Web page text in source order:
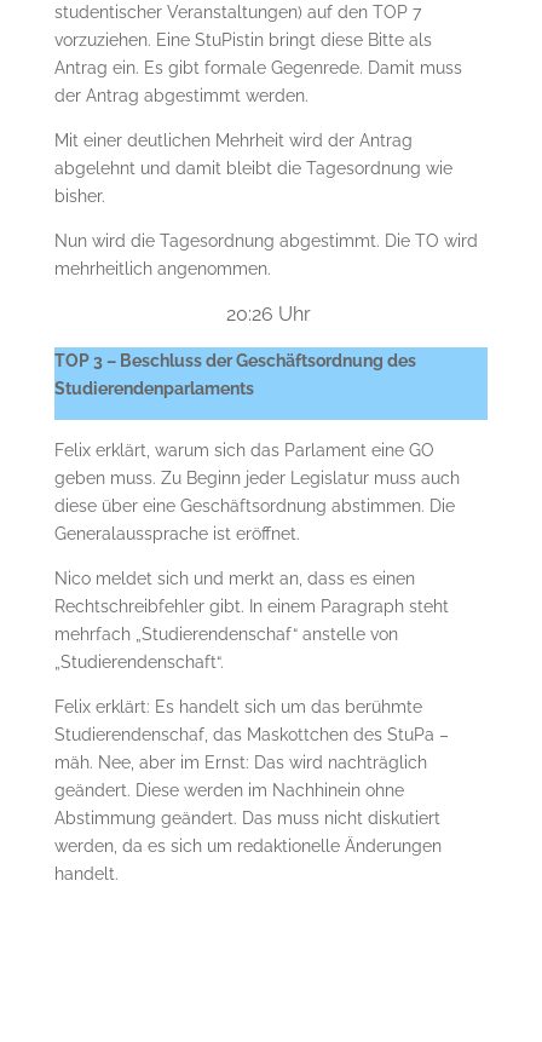
studentischer Veranstaltungen) auf den TOP 7
vorzuziehen. Eine StuPistin bringt diese Bitte als
Antrag ein. Es gibt formale Gegenrede. Damit muss
der Antrag abgestimmt werden.
Mit einer deutlichen Mehrheit wird der Antrag
abgelehnt und damit bleibt die Tagesordnung wie
bisher.
Nun wird die Tagesordnung abgestimmt. Die TO wird
mehrheitlich angenommen.
20:26 Uhr
TOP 3 – Beschluss der Geschäftsordnung des
Studierendenparlaments
Felix erklärt, warum sich das Parlament eine GO
geben muss. Zu Beginn jeder Legislatur muss auch
diese über eine Geschäftsordnung abstimmen. Die
Generalaussprache ist eröffnet.
Nico meldet sich und merkt an, dass es einen
Rechtschreibfehler gibt. In einem Paragraph steht
mehrfach „Studierendenschaf“ anstelle von
„Studierendenschaft“.
Felix erklärt: Es handelt sich um das berühmte
Studierendenschaf, das Maskottchen des StuPa –
mäh. Nee, aber im Ernst: Das wird nachträglich
geändert. Diese werden im Nachhinein ohne
Abstimmung geändert. Das muss nicht diskutiert
werden, da es sich um redaktionelle Änderungen
handelt.